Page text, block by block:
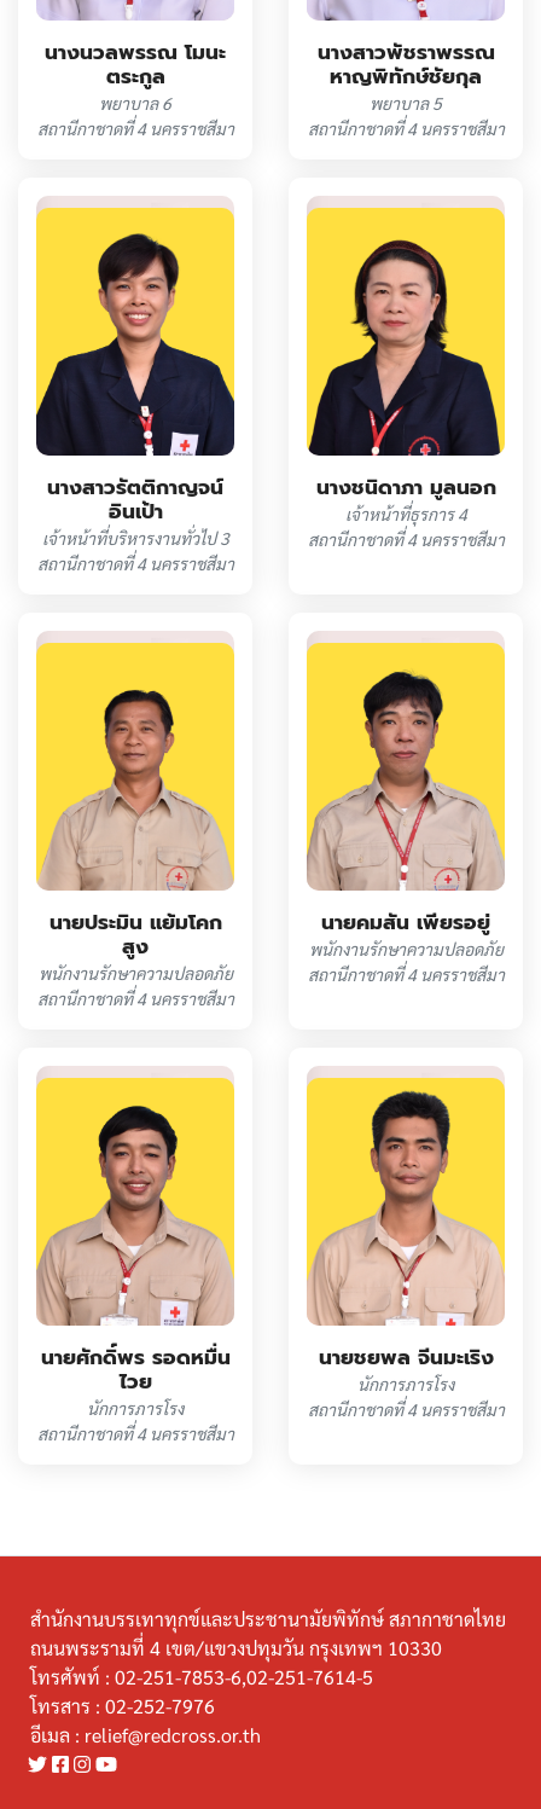
นางนวลพรรณ โมนะ
ตระกูล
พยาบาล 6
สถานีกาชาดที่ 4 นครราชสีมา
นางสาวพัชราพรรณ
หาญพิทักษ์ชัยกุล
พยาบาล 5
สถานีกาชาดที่ 4 นครราชสีมา
นางสาวรัตติกาญจน์
อินเป้า
เจ้าหน้าที่บริหารงานทั่วไป 3
สถานีกาชาดที่ 4 นครราชสีมา
นางชนิดาภา มูลนอก
เจ้าหน้าที่ธุรการ 4
สถานีกาชาดที่ 4 นครราชสีมา
นายประมิน แย้มโคก
สูง
พนักงานรักษาความปลอดภัย
สถานีกาชาดที่ 4 นครราชสีมา
นายคมสัน เพียรอยู่
พนักงานรักษาความปลอดภัย
สถานีกาชาดที่ 4 นครราชสีมา
นายศักดิ์พร รอดหมื่น
ไวย
นักการภารโรง
สถานีกาชาดที่ 4 นครราชสีมา
นายชยพล จีนมะเริง
นักการภารโรง
สถานีกาชาดที่ 4 นครราชสีมา
สำนักงานบรรเทาทุกข์และประชานามัยพิทักษ์ สภากาชาดไทย
ถนนพระรามที่ 4 เขต/แขวงปทุมวัน กรุงเทพฯ 10330
โทรศัพท์ : 02-251-7853-6,02-251-7614-5
โทรสาร : 02-252-7976
อีเมล : relief@redcross.or.th